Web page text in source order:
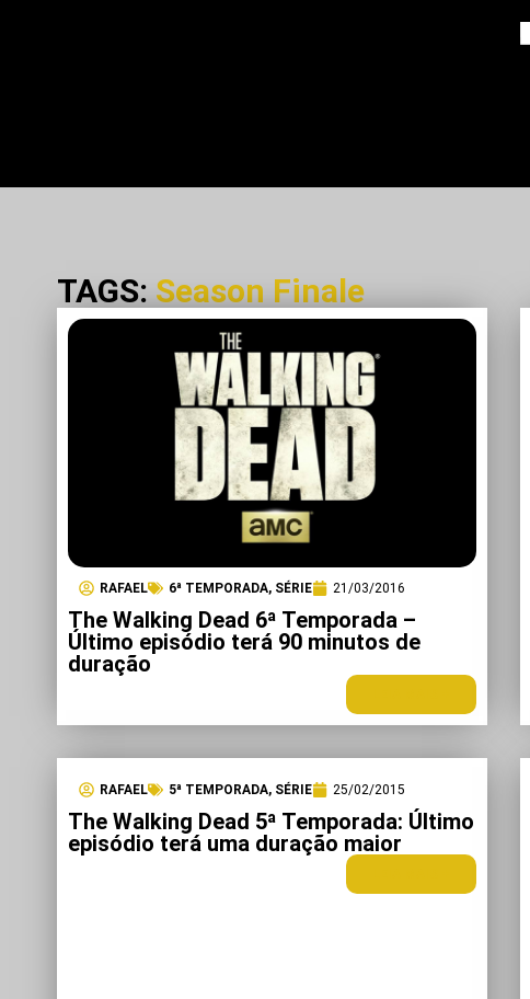
TAGS: Season Finale
RAFAEL 6ª TEMPORADA, SÉRIE 21/03/2016
The Walking Dead 6ª Temporada –
Último episódio terá 90 minutos de
duração
RAFAEL 5ª TEMPORADA, SÉRIE 25/02/2015
The Walking Dead 5ª Temporada: Último
episódio terá uma duração maior